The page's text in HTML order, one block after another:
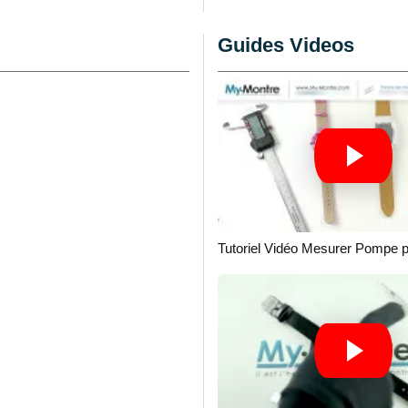
ensemble. Se
de calibre 20 mm
Guides Videos
Tutoriel Vidéo Mesurer Pompe